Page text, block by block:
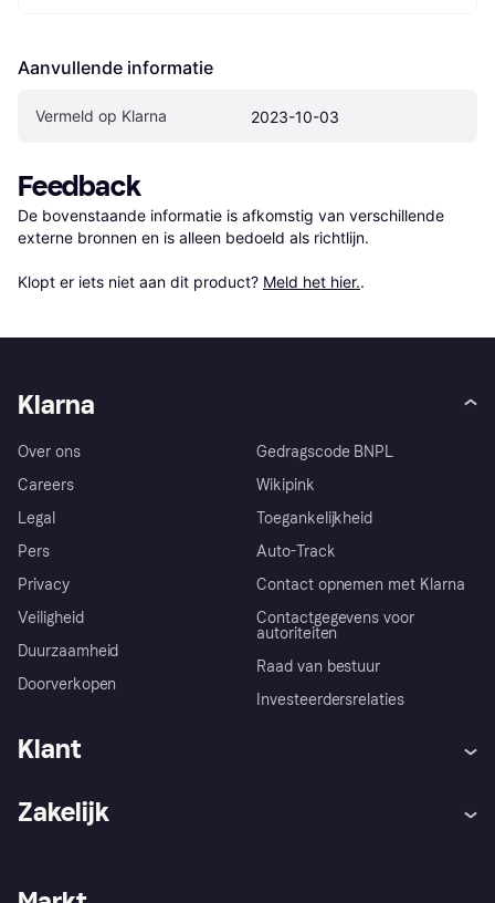
Aanvullende informatie
Vermeld op Klarna 2023-10-03
Feedback
De bovenstaande informatie is afkomstig van verschillende
externe bronnen en is alleen bedoeld als richtlijn.
Klopt er iets niet aan dit product? Meld het hier..
Klarna
Over ons
Careers
Legal
Pers
Privacy
Veiligheid
Duurzaamheid
Doorverkopen
Gedragscode BNPL
Wikipink
Toegankelijkheid
Auto-Track
Contact opnemen met Klarna
Contactgegevens voor
autoriteiten
Raad van bestuur
Investeerdersrelaties
Klant
Winkeloverzicht
Zakelijk
Zakelijke login